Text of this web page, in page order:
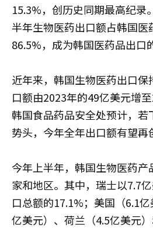
15.3%，创历史同期最高纪录
半年生物医药出口额占韩国医
86.5%，成为韩国医药品出口
近年来，韩国生物医药出口
口额由2023年的49亿美元增
韩国食品药品安全处预计，
势头，今年全年出口额有望再
今年上半年，韩国生物医药
家和地区。其中，瑞士以7.7
口总额的17.1%；美国（6.1
亿美元）、荷兰（4.5亿美元）